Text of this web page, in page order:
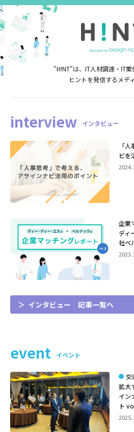
"H!NT"は、IT人材調達・IT
ヒントを発信するメデ
interview インタビュー
「
ビを
企業
ディ
社ベ
インタビュー 記事一覧へ
event イベント
交
拡大
イン
ト